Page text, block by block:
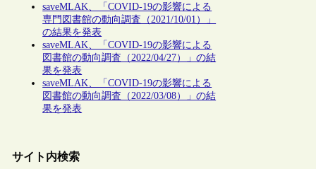
saveMLAK、「COVID-19の影響による
専門図書館の動向調査（2021/10/01）」
の結果を発表
saveMLAK、「COVID-19の影響による
図書館の動向調査（2022/04/27）」の結
果を発表
saveMLAK、「COVID-19の影響による
図書館の動向調査（2022/03/08）」の結
果を発表
サイト内検索